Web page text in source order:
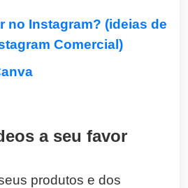
no Instagram? (ideias de
Comercial)
a seu favor
produtos e dos